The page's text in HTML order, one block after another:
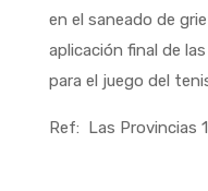
en el saneado de
aplicación final de
para el juego del
Ref: Las Provincias